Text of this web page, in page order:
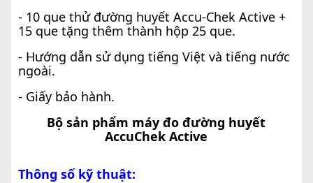
- 10 que thử đường huyết Accu-Chek Active +
15 que tặng thêm thành hộp 25 que.
- Hướng dẫn sử dụng tiếng Việt và tiếng nước
ngoài.
- Giấy bảo hành.
Bộ sản phẩm máy đo đường huyết
AccuChek Active
Thông số kỹ thuật: